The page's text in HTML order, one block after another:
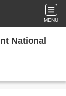
MENU
National